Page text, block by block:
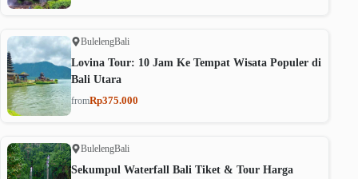
BulelengBali
Lovina Tour: 10 Jam Ke Tempat Wisata Populer di
Bali Utara
fromRp375.000
BulelengBali
Sekumpul Waterfall Bali Tiket & Tour Harga